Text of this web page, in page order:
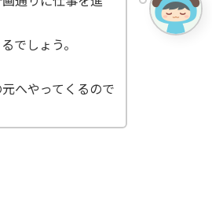
でしょう。
へやってくるので